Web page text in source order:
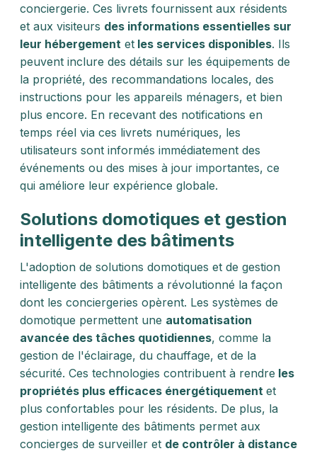
conciergerie. Ces livrets fournissent aux résidents
et aux visiteurs des informations essentielles sur
leur hébergement et les services disponibles. Ils
peuvent inclure des détails sur les équipements de
la propriété, des recommandations locales, des
instructions pour les appareils ménagers, et bien
plus encore. En recevant des notifications en
temps réel via ces livrets numériques, les
utilisateurs sont informés immédiatement des
événements ou des mises à jour importantes, ce
qui améliore leur expérience globale.
Solutions domotiques et gestion
intelligente des bâtiments
L'adoption de solutions domotiques et de gestion
intelligente des bâtiments a révolutionné la façon
dont les conciergeries opèrent. Les systèmes de
domotique permettent une automatisation
avancée des tâches quotidiennes, comme la
gestion de l'éclairage, du chauffage, et de la
sécurité. Ces technologies contribuent à rendre les
propriétés plus efficaces énergétiquement et
plus confortables pour les résidents. De plus, la
gestion intelligente des bâtiments permet aux
concierges de surveiller et de contrôler à distance